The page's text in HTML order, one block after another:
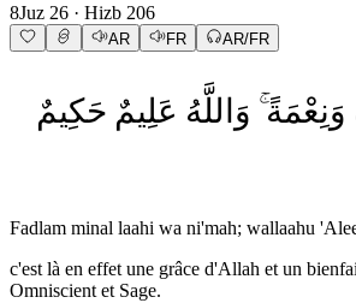
8Juz 26 · Hizb 206
AR FR AR/FR
وَنِعْمَةً وَاللَّهُ عَلِيمٌ حَكِيمٌ
Fadlam minal laahi wa ni'mah; wallaahu
c'est là en effet une grâce d'Allah et un
Omniscient et Sage.